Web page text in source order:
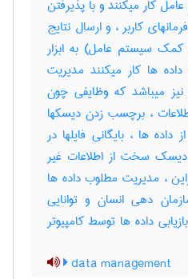
کار میکنند و با پذیرفتن
کاربر ، و ارسال نتایج
کمک سیستم عامل) به ابزار
ها کار میکنند مدیریت
نیز میباشد که وظایفی چون
، برچسب زدن دیسکها
ها ، بایگانی فایلها در
سخت از اطلاعات غیر
، مدیریت مطلوب داده ها
دهی انسان و توانایی
داده ها توسط کامپیوتر
data management